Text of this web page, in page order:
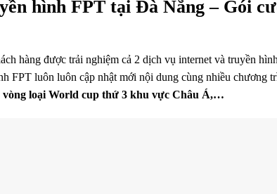
hình FPT tại Đà Nẵng – Gói
hàng được trải nghiệm cả 2 dịch vụ internet và truyền
FPT luôn luôn cập nhật mới nội dung cùng nhiều chương
vòng loại World cup thứ 3 khu vực Châu Á,…